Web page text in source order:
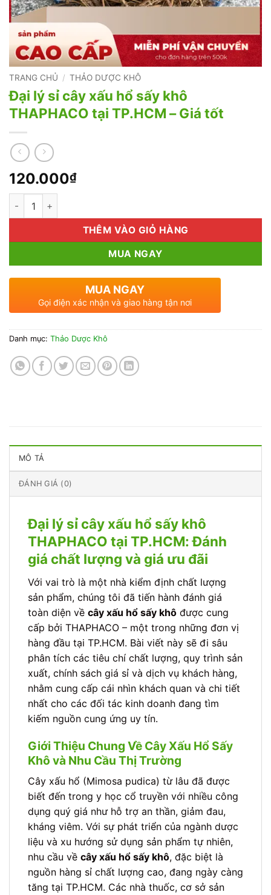
TRANG CHỦ / THẢO DƯỢC KHÔ
Đại lý sỉ cây xấu hổ sấy khô
THAPHACO tại TP.HCM – Giá tốt
120.000₫
Đại lý sỉ cây xấu hổ sấy khô THAPHACO tại TP.HCM - Giá tốt
THÊM VÀO GIỎ HÀNG
MUA NGAY
MUA NGAY
Gọi điện xác nhận và giao hàng tận nơi
Danh mục: Thảo Dược Khô
MÔ TẢ
ĐÁNH GIÁ (0)
Đại lý sỉ cây xấu hổ sấy khô
THAPHACO tại TP.HCM: Đánh
giá chất lượng và giá ưu đãi
Với vai trò là một nhà kiểm định chất lượng
sản phẩm, chúng tôi đã tiến hành đánh giá
toàn diện về cây xấu hổ sấy khô được cung
cấp bởi THAPHACO – một trong những đơn vị
hàng đầu tại TP.HCM. Bài viết này sẽ đi sâu
phân tích các tiêu chí chất lượng, quy trình sản
xuất, chính sách giá sỉ và dịch vụ khách hàng,
nhằm cung cấp cái nhìn khách quan và chi tiết
nhất cho các đối tác kinh doanh đang tìm
kiếm nguồn cung ứng uy tín.
Giới Thiệu Chung Về Cây Xấu Hổ Sấy
Khô và Nhu Cầu Thị Trường
Cây xấu hổ (Mimosa pudica) từ lâu đã được
biết đến trong y học cổ truyền với nhiều công
dụng quý giá như hỗ trợ an thần, giảm đau,
kháng viêm. Với sự phát triển của ngành dược
liệu và xu hướng sử dụng sản phẩm tự nhiên,
nhu cầu về cây xấu hổ sấy khô, đặc biệt là
nguồn hàng sỉ chất lượng cao, đang ngày càng
tăng tại TP.HCM. Các nhà thuốc, cơ sở sản